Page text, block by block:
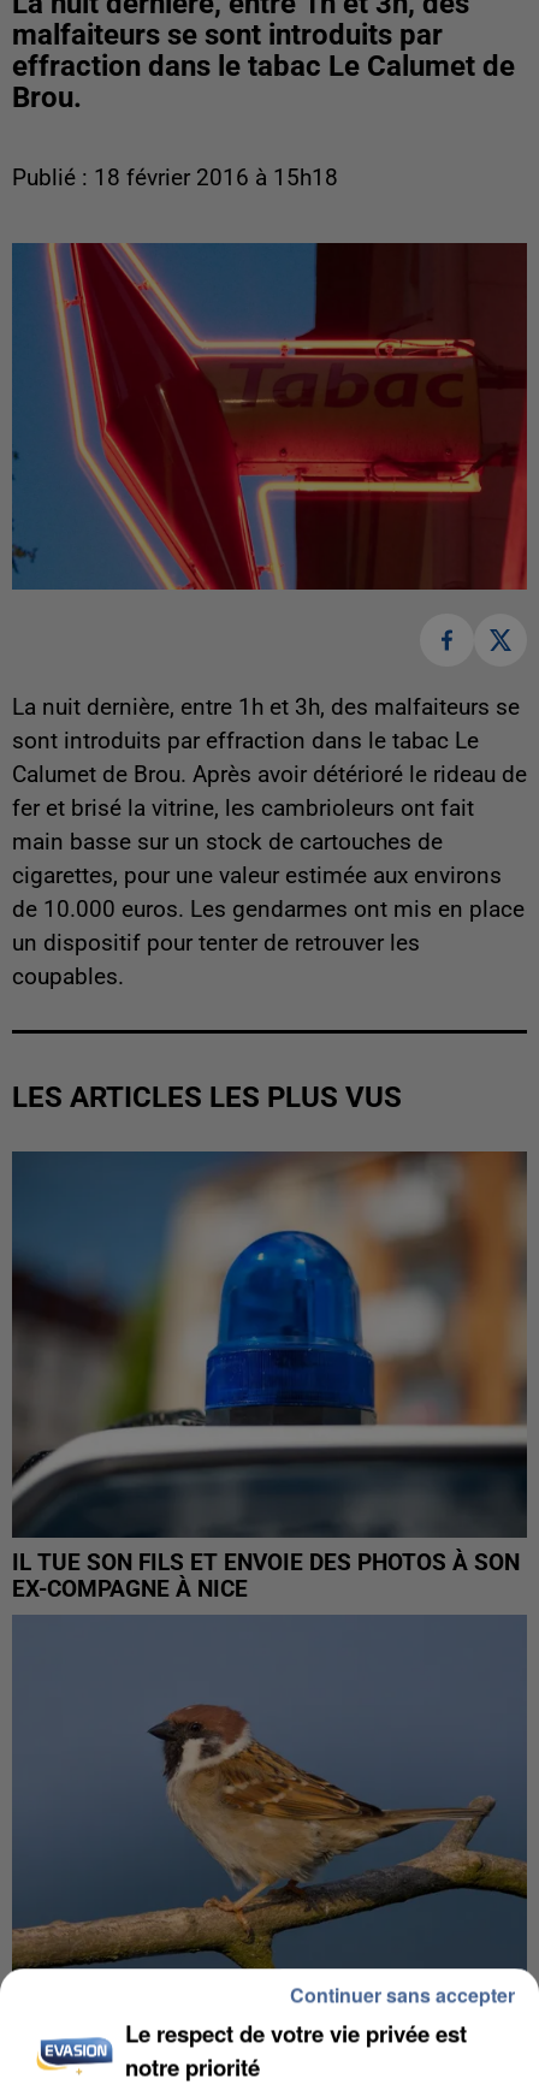
malfaiteurs se sont introduits par
effraction dans le tabac Le Calumet de
Brou.
Publié : 18 février 2016 à 15h18
La nuit dernière, entre 1h et 3h, des malfaiteurs se
sont introduits par effraction dans le tabac Le
Calumet de Brou. Après avoir détérioré le rideau de
fer et brisé la vitrine, les cambrioleurs ont fait
main basse sur un stock de cartouches de
cigarettes, pour une valeur estimée aux environs
de 10.000 euros. Les gendarmes ont mis en place
un dispositif pour tenter de retrouver les
coupables.
LES ARTICLES LES PLUS VUS
IL TUE SON FILS ET ENVOIE DES PHOTOS À SON
EX-COMPAGNE À NICE
APRÈS TOUTES CES CANICULES, LES REFUGES
DE FAUNE SAUVAGE SONT...
Le respect de votre vie privée est
notre priorité
Continuer sans accepter